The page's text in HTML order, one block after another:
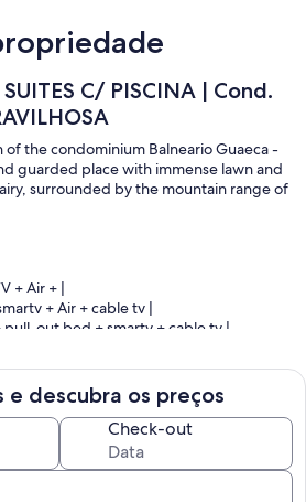
C/ PISCINA | Cond.
of the condominium Balneario Guaeca -
guarded place with immense lawn and
surrounded by the mountain range of
+ Air + |
+ Air + cable tv |
pull-out bed + smartv + cable tv |
|
Beds + Trundle + Fan
and independently accessible, away from
the house, bringing total privacy to
e descubra os preços
Check-out